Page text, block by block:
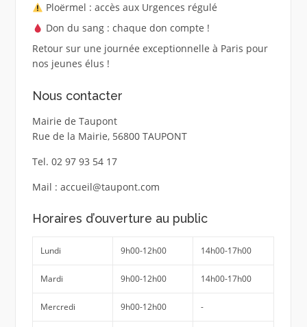
Ploërmel : accès aux Urgences régulé
Don du sang : chaque don compte !
Retour sur une journée exceptionnelle à Paris pour
nos jeunes élus !
Nous contacter
Mairie de Taupont
Rue de la Mairie, 56800 TAUPONT
Tel. 02 97 93 54 17
Mail : accueil@taupont.com
Horaires d’ouverture au public
Lundi 9h00-12h00 14h00-17h00
Mardi 9h00-12h00 14h00-17h00
Mercredi 9h00-12h00 -